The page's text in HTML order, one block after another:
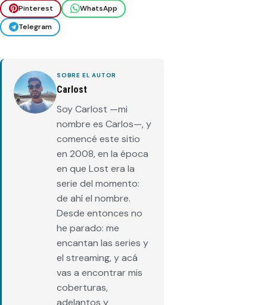
Pinterest
WhatsApp
Telegram
SOBRE EL AUTOR
Carlost
Soy Carlost —mi
nombre es Carlos—, y
comencé este sitio
en 2008, en la época
en que Lost era la
serie del momento:
de ahí el nombre.
Desde entonces no
he parado: me
encantan las series y
el streaming, y acá
vas a encontrar mis
coberturas,
adelantos y